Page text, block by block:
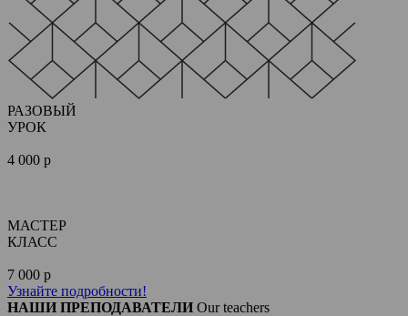
РАЗОВЫЙ
УРОК
4 000 р
МАСТЕР
КЛАСС
7 000 р
Узнайте подробности!
НАШИ ПРЕПОДАВАТЕЛИ Our teachers